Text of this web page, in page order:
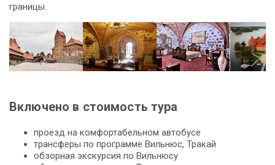
границы.
Включено в стоимость тура
проезд на комфортабельном автобусе
трансферы по программе Вильнюс, Тракай
обзорная экскурсия по Вильнюсу